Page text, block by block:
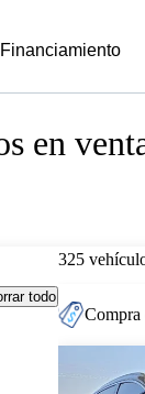
Financiamiento
en
todo
325
Compra